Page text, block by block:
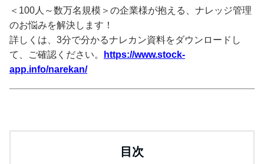
＜100人～数万名規模＞の企業様が抱える、ナレッジ管理
のお悩みを解決します！
詳しくは、3分で分かるナレカン資料をダウンロードし
て、ご確認ください。
https://www.stock-
app.info/narekan/
目次